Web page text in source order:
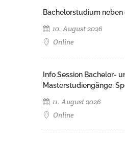
Bachelorstudium neben
10. August 2026
Online
Info Session Bachelor-
Masterstudiengänge:
11. August 2026
Online